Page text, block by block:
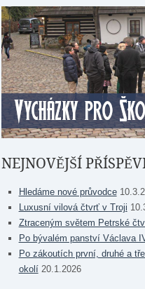
NEJNOVĚJŠÍ
Hledáme nové průvodce
Luxusní vilová čtvrť v Troji
Ztraceným světem Petrské
Po bývalém panství Václava
Po zákoutích první, druhé a
okolí 20.1.2026